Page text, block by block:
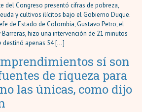
del Congreso presentó cifras de pobreza,
y cultivos ilícitos bajo el Gobierno Duque.
de Estado de Colombia, Gustavo Petro, el
hizo una intervención de 21 minutos
destinó apenas 54 […]
sí son
de riqueza para
las únicas, como dijo